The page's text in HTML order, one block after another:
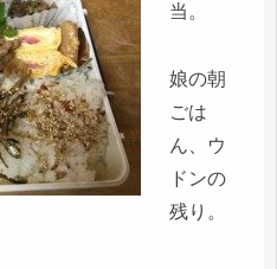
当。
娘の朝
ごは
ん、ウ
ドンの
残り。